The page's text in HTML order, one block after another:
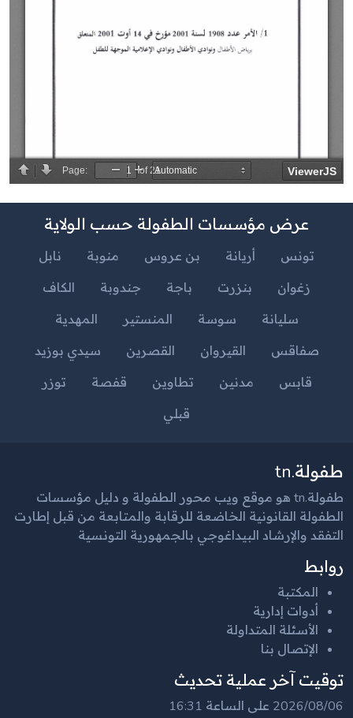
عرض مؤسسات الطفولة حسب الولاية
تونس أريانة بن عروس منوبة
نابل
زغوان
بنزرت باجة جندوبة
الكاف
سليانة
سوسة المنستير
المهدية
صفاقس
القيروان القصرين
سيدي بوزيد
قابس
مدنين تطاوين قفصة
توزر
قبلي
طفولة.tn
طفولة.tn هو موقع ويب محور الطفولة و دليل مؤسسات
الطفولة القانونية الخاضعة للرقابة والمتابعة من قبل إطارت
التفقد والإرشاد البيداغوجي بالجمهورية التونسية
روابط
المكتبة
أدوات إدارية
الأسئلة المتداولة
الإتصال بنا
توقيت آخر عملية تحديث
2026/08/06 على الساعة 16:31